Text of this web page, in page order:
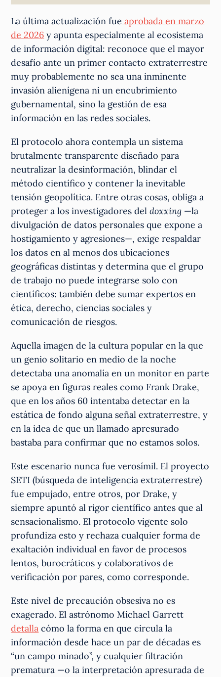
La última actualización fue aprobada en marzo
de 2026 y apunta especialmente al ecosistema
de información digital: reconoce que el mayor
desafío ante un primer contacto extraterrestre
muy probablemente no sea una inminente
invasión alienígena ni un encubrimiento
gubernamental, sino la gestión de esa
información en las redes sociales.
El protocolo ahora contempla un sistema
brutalmente transparente diseñado para
neutralizar la desinformación, blindar el
método científico y contener la inevitable
tensión geopolítica. Entre otras cosas, obliga a
proteger a los investigadores deldoxxing —la
divulgación de datos personales que expone a
hostigamiento y agresiones—, exige respaldar
los datos en al menos dos ubicaciones
geográficas distintas y determina que el grupo
de trabajo no puede integrarse solo con
científicos: también debe sumar expertos en
ética, derecho, ciencias sociales y
comunicación de riesgos.
Aquella imagen de la cultura popular en la que
un genio solitario en medio de la noche
detectaba una anomalía en un monitor en parte
se apoya en figuras reales como Frank Drake,
que en los años 60 intentaba detectar en la
estática de fondo alguna señal extraterrestre, y
en la idea de que un llamado apresurado
bastaba para confirmar que no estamos solos.
Este escenario nunca fue verosímil. El proyecto
SETI (búsqueda de inteligencia extraterrestre)
fue empujado, entre otros, por Drake, y
siempre apuntó al rigor científico antes que al
sensacionalismo. El protocolo vigente solo
profundiza esto y rechaza cualquier forma de
exaltación individual en favor de procesos
lentos, burocráticos y colaborativos de
verificación por pares, como corresponde.
Este nivel de precaución obsesiva no es
exagerado. El astrónomo Michael Garrett
detalla cómo la forma en que circula la
información desde hace un par de décadas es
“un campo minado”, y cualquier filtración
prematura —o la interpretación apresurada de